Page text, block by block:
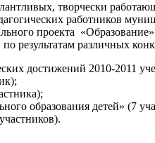
творчески
работников
проекта
результатам различных
достижений 2010-2011
образования детей» (7